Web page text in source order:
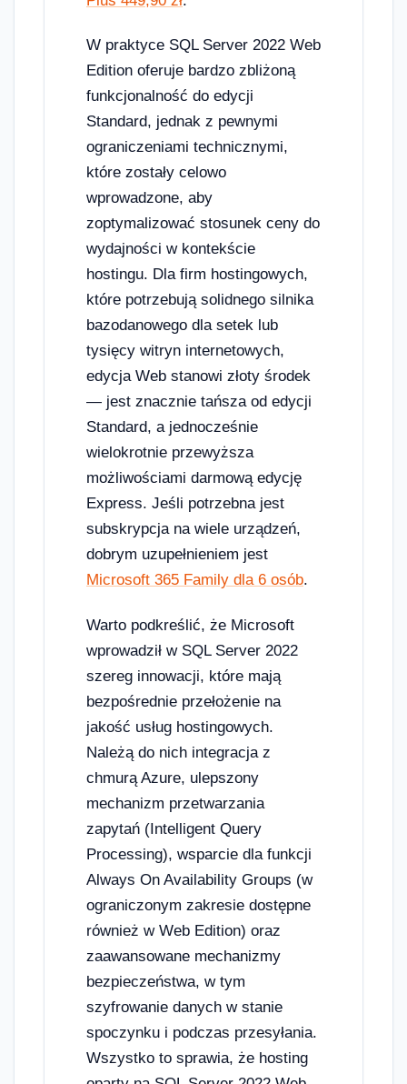
W praktyce SQL Server 2022 Web
Edition oferuje bardzo zbliżoną
funkcjonalność do edycji
Standard, jednak z pewnymi
ograniczeniami technicznymi,
które zostały celowo
wprowadzone, aby
zoptymalizować stosunek ceny do
wydajności w kontekście
hostingu. Dla firm hostingowych,
które potrzebują solidnego silnika
bazodanowego dla setek lub
tysięcy witryn internetowych,
edycja Web stanowi złoty środek
— jest znacznie tańsza od edycji
Standard, a jednocześnie
wielokrotnie przewyższa
możliwościami darmową edycję
Express. Jeśli potrzebna jest
subskrypcja na wiele urządzeń,
dobrym uzupełnieniem jest
Microsoft 365 Family dla 6 osób.
Warto podkreślić, że Microsoft
wprowadził w SQL Server 2022
szereg innowacji, które mają
bezpośrednie przełożenie na
jakość usług hostingowych.
Należą do nich integracja z
chmurą Azure, ulepszony
mechanizm przetwarzania
zapytań (Intelligent Query
Processing), wsparcie dla funkcji
Always On Availability Groups (w
ograniczonym zakresie dostępne
również w Web Edition) oraz
zaawansowane mechanizmy
bezpieczeństwa, w tym
szyfrowanie danych w stanie
spoczynku i podczas przesyłania.
Wszystko to sprawia, że hosting